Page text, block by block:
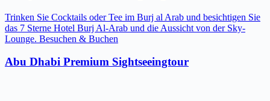
Trinken Sie Cocktails oder Tee im Burj al Arab und besichtigen Sie
das 7 Sterne Hotel Burj Al-Arab und die Aussicht von der Sky-
Lounge. Besuchen & Buchen
Abu Dhabi Premium Sightseeingtour